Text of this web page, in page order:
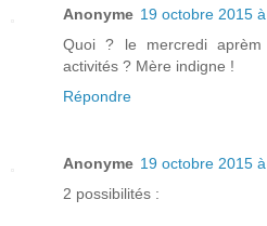
Anonyme 19 octobre 2015
Quoi ? le mercredi
activités ? Mère indigne !
Répondre
Anonyme 19 octobre 2015
2 possibilités :